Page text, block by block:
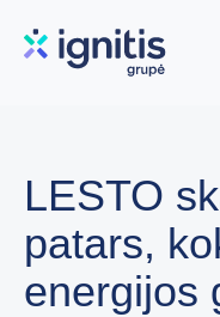
LESTO
patars,
energijos